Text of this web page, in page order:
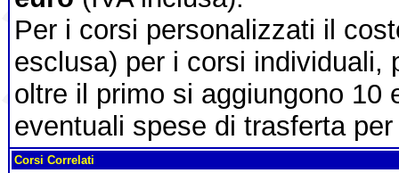
Per i corsi personalizzati il
esclusa) per i corsi individuali,
oltre il primo si aggiungono 10
eventuali spese di trasferta
Corsi Correlati